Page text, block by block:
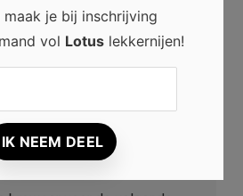
maak je bij inschrijving
vol Lotus lekkernijen!